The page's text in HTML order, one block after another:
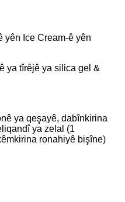
yên Ice Cream-ê yên
ya tîrêjê ya silica gel &
ya qeşayê, dabînkirina
ya zelal (1
ronahiyê bişîne)